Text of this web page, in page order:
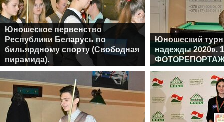
Юношеское первенство
Республики Беларусь по
бильярдному спорту (Свободная
пирамида).
Юношеский
надежды 2020».